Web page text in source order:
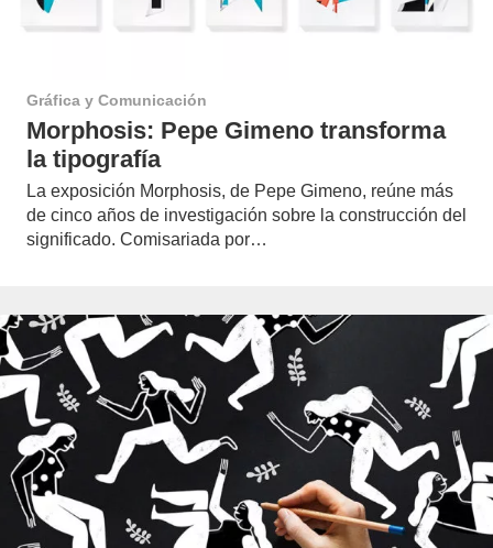
Gráfica y Comunicación
Morphosis: Pepe Gimeno transforma
la tipografía
La exposición Morphosis, de Pepe Gimeno, reúne más
de cinco años de investigación sobre la construcción del
significado. Comisariada por…